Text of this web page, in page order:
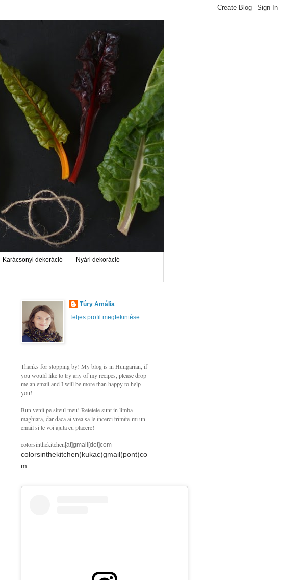
Karácsonyi dekoráció Nyári dekoráció
Túry Amália
Teljes profil megtekintése
Thanks for stopping by! My blog is in Hungarian, if
you would like to try any of my recipes, please drop
me an email and I will be more than happy to help
you!
Bun venit pe siteul meu! Retetele sunt in limba
maghiara, dar daca ai vrea sa le incerci trimite-mi un
email si te voi ajuta cu placere!
colorsinthekitchen[at]gmail[dot]com
colorsinthekitchen(kukac)gmail(pont)co
m